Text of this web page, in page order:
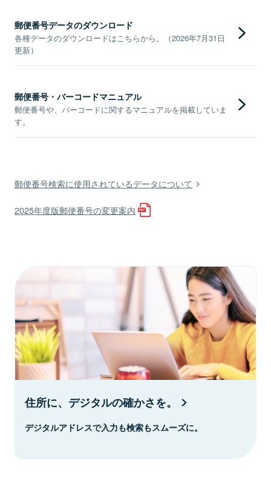
郵便番号データのダウンロード
各種データのダウンロードはこちらから。（2026年7月31日
更新）
郵便番号・バーコードマニュアル
郵便番号や、バーコードに関するマニュアルを掲載していま
す。
郵便番号検索に使用されているデータについて
2025年度版郵便番号の変更案内
住所に、デジタルの確かさを。
デジタルアドレスで入力も検索もスムーズに。